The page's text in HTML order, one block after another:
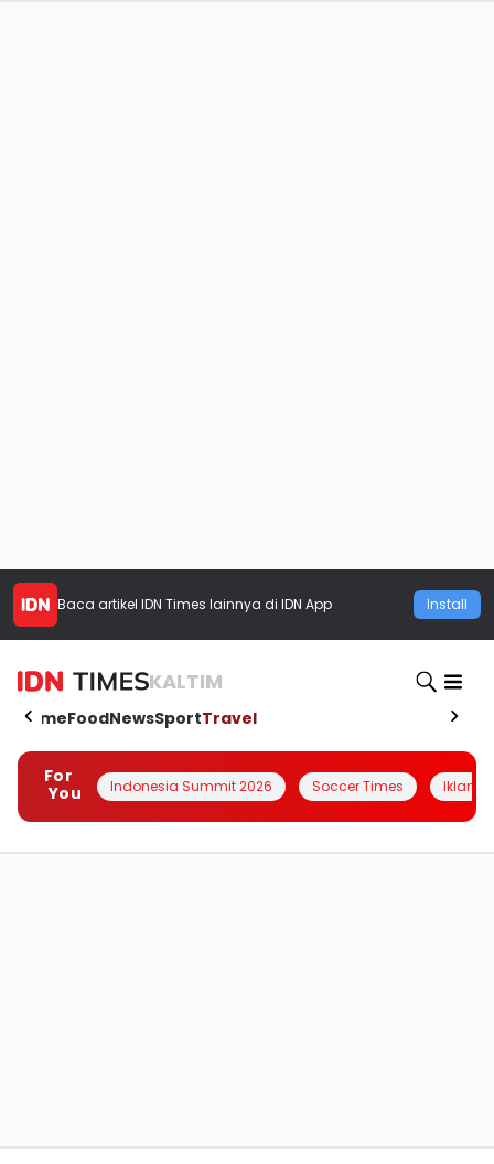
Baca artikel IDN Times lainnya di IDN App Install
KALTIM
HomeFoodNewsSportTravel
For
You
Indonesia Summit 2026 Soccer Times Iklanin